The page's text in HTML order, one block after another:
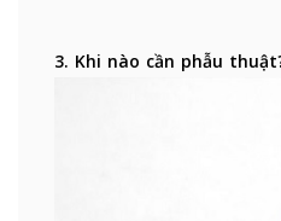
3. Khi nào cần phẫu